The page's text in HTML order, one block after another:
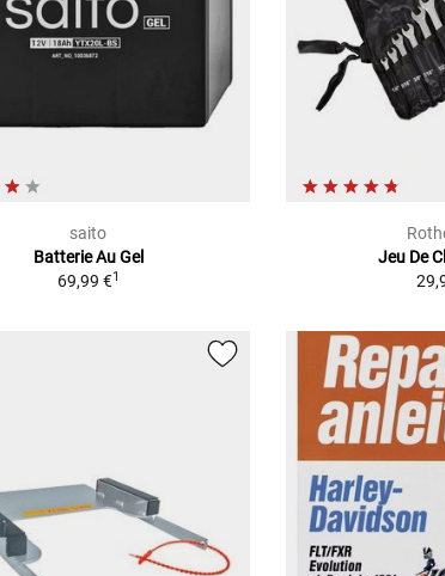
saito
Batterie Au Gel
69,99 €1
Jeu De